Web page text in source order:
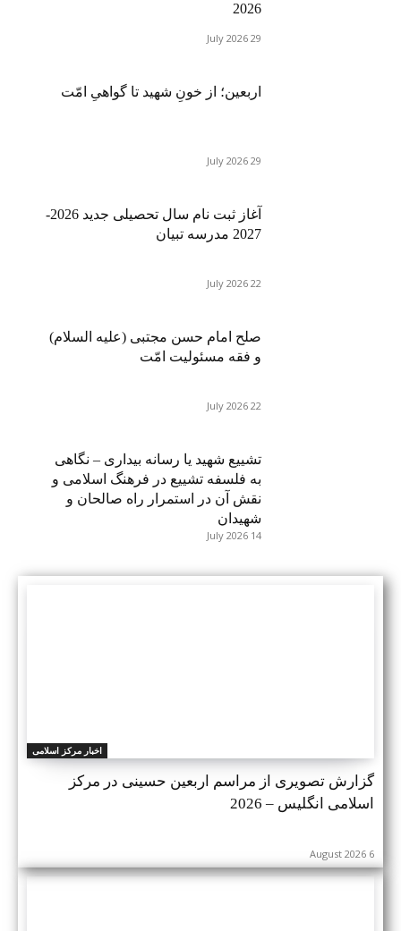
2026
29 July 2026
اربعین؛ از خونِ شهید تا گواهیِ امّت
29 July 2026
آغاز ثبت نام سال تحصیلی جدید 2026-
2027 مدرسه تبیان
22 July 2026
صلح امام حسن مجتبی (علیه السلام)
و فقه مسئولیت امّت
22 July 2026
تشییع شهید یا رسانه بیداری – نگاهی
به فلسفه تشییع در فرهنگ اسلامی و
نقش آن در استمرار راه صالحان و
شهیدان
14 July 2026
اخبار مرکز اسلامی
گزارش تصویری از مراسم اربعین حسینی در مرکز
اسلامی انگلیس – 2026
6 August 2026